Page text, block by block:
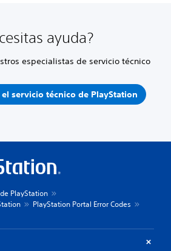
ayuda?
especialistas de servicio técnico
servicio técnico de PlayStation
PlayStation
PlayStation Portal Error Codes